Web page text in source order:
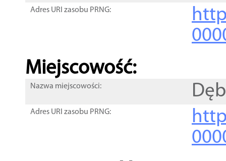
Adres URI zasobu PRNG:
Miejscowość:
Nazwa miejscowości:
Adres URI zasobu PRNG: